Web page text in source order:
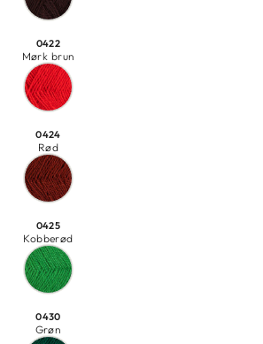
0422
Mørk brun
0424
Rød
0425
Kobberød
0430
Grøn